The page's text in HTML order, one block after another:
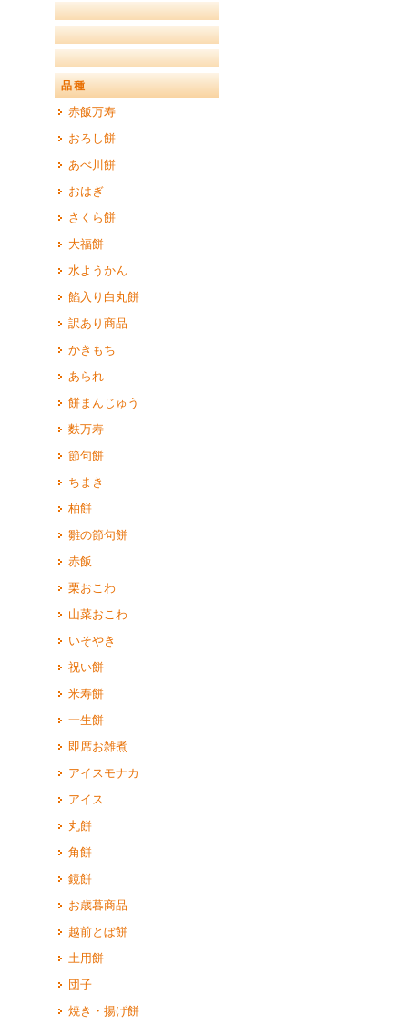
品種
赤飯万寿
おろし餅
あべ川餅
おはぎ
さくら餅
大福餅
水ようかん
餡入り白丸餅
訳あり商品
かきもち
あられ
餅まんじゅう
麩万寿
節句餅
ちまき
柏餅
雛の節句餅
赤飯
栗おこわ
山菜おこわ
いそやき
祝い餅
米寿餅
一生餅
即席お雑煮
アイスモナカ
アイス
丸餅
角餅
鏡餅
お歳暮商品
越前とぼ餅
土用餅
団子
焼き・揚げ餅